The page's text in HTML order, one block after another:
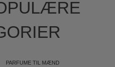
PARFUME TIL MÆND